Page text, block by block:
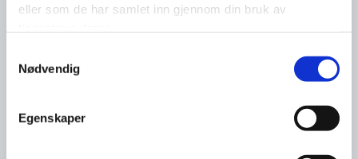
eller som de har samlet inn gjennom din bruk av
Nødvendig
Egenskaper